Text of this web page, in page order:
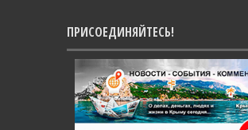
ПРИСОЕДИНЯЙТЕСЬ!